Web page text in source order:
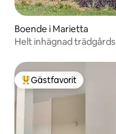
Boende i Marietta
Helt inhägnad
Populär gästfavorit
Gästfavorit